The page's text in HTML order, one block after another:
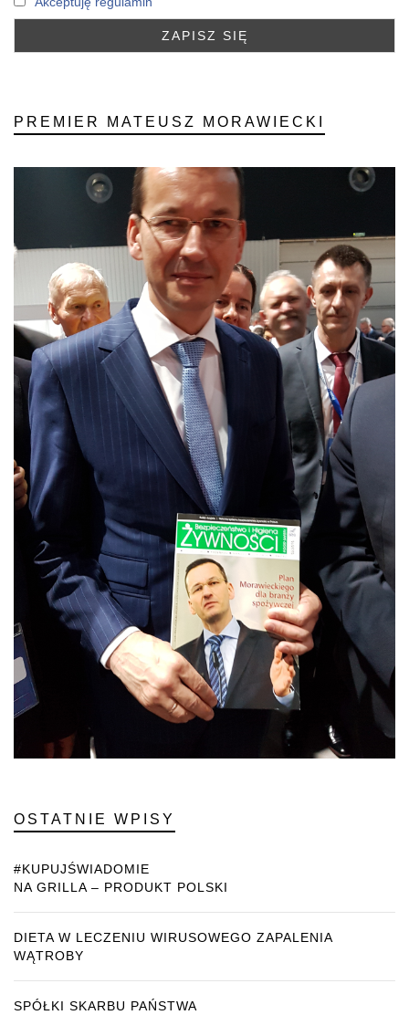
PREMIER MATEUSZ MORAWIECKI
OSTATNIE WPISY
#KUPUJŚWIADOMIE
NA GRILLA – PRODUKT POLSKI
DIETA W LECZENIU WIRUSOWEGO ZAPALENIA
WĄTROBY
SPÓŁKI SKARBU PAŃSTWA